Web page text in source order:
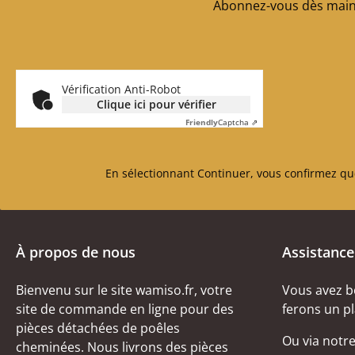
Abonnez-vous dès
Vérification Anti-Robot
Clique ici pour vérifier
FriendlyCaptcha ⇗
En sélectionnant Continuer, vous confirmez
À propos de nous
Bienvenu sur le site wamiso.fr, votre
site de commande en ligne pour des
pièces détachées de poêles
cheminées. Nous livrons des pièces
Vous avez
ferons un
Ou via notre